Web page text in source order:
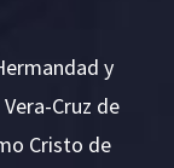
y
Cruz de
Cristo de